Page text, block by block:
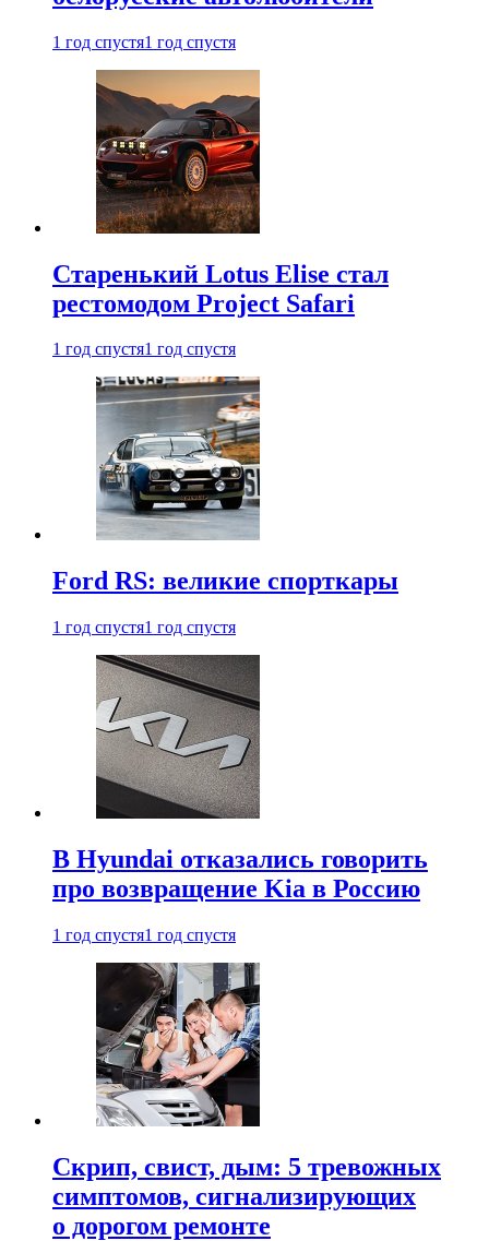
1 год спустя1 год спустя
Старенький Lotus Elise стал
рестомодом Project Safari
1 год спустя1 год спустя
Ford RS: великие спорткары
1 год спустя1 год спустя
В Hyundai отказались говорить
про возвращение Kia в Россию
1 год спустя1 год спустя
Скрип, свист, дым: 5 тревожных
симптомов, сигнализирующих
о дорогом ремонте